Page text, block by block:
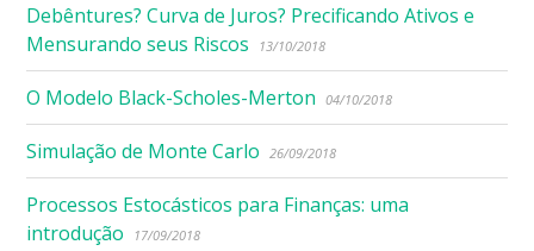
Debêntures? Curva de Juros? Precificando Ativos e
Mensurando seus Riscos
13/10/2018
O Modelo Black-Scholes-Merton 04/10/2018
Simulação de Monte Carlo 26/09/2018
Processos Estocásticos para Finanças: uma
introdução
17/09/2018